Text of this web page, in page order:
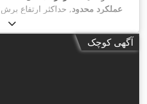
عملکرد محدود, حداکثر ارتفاع
,
آگهی کوچک